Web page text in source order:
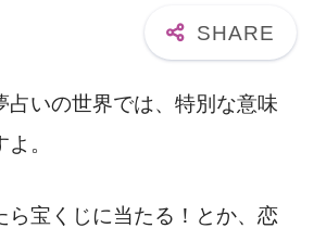
占いの世界では、特別な意味
。
ら宝くじに当たる！とか、恋